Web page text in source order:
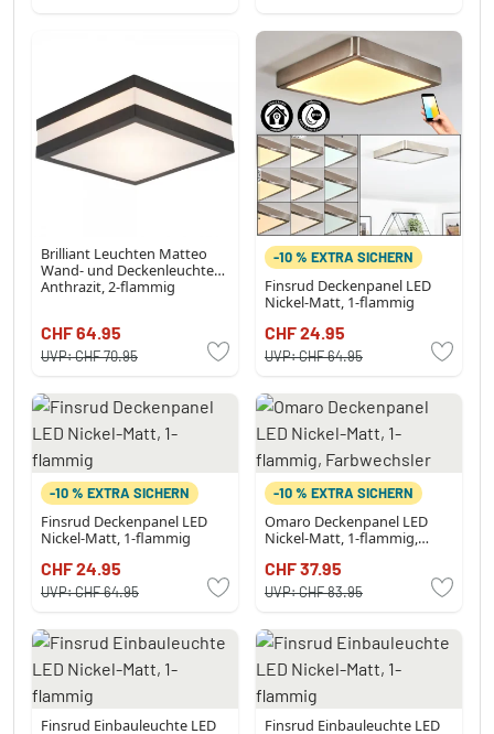
Brilliant Leuchten Matteo
Wand- und Deckenleuchte
Anthrazit, 2-flammig
CHF 64.95
UVP:CHF 70.95
-10 % EXTRA SICHERN
Finsrud Deckenpanel LED
Nickel-Matt, 1-flammig
CHF 24.95
UVP:CHF 64.95
-10 % EXTRA SICHERN
Finsrud Deckenpanel LED
Nickel-Matt, 1-flammig
CHF 24.95
UVP:CHF 64.95
-10 % EXTRA SICHERN
Omaro Deckenpanel LED
Nickel-Matt, 1-flammig,
CHF 37.95
UVP:CHF 83.95
Finsrud Einbauleuchte LED
Finsrud Einbauleuchte LED